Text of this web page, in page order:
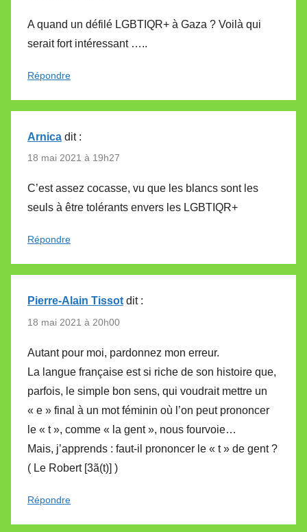
A quand un défilé LGBTIQR+ à Gaza ? Voilà qui
serait fort intéressant …..
Répondre
Arnica dit :
18 mai 2021 à 19h27
C’est assez cocasse, vu que les blancs sont les
seuls à être tolérants envers les LGBTIQR+
Répondre
Pierre-Alain Tissot dit :
18 mai 2021 à 20h00
Autant pour moi, pardonnez mon erreur.
La langue française est si riche de son histoire que,
parfois, le simple bon sens, qui voudrait mettre un
« e » final à un mot féminin où l’on peut prononcer
le « t », comme « la gent », nous fourvoie…
Mais, j’apprends : faut-il prononcer le « t » de gent ?
( Le Robert [3ã(t)] )
Répondre